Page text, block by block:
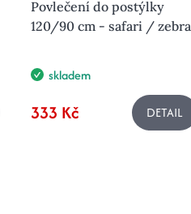
Povlečení do postýlky
120/90 cm - safari / zebra
skladem
333 Kč DETAIL